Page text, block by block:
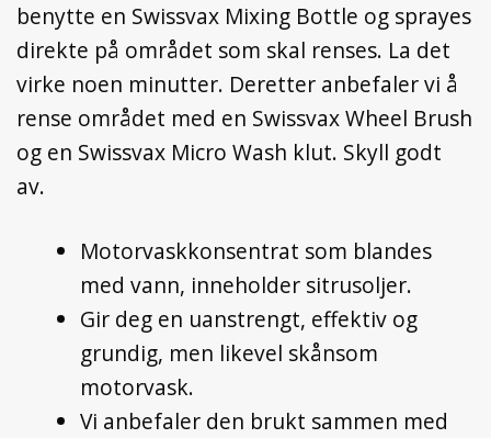
benytte en Swissvax Mixing Bottle og sprayes
direkte på området som skal renses. La det
virke noen minutter. Deretter anbefaler vi å
rense området med en Swissvax Wheel Brush
og en Swissvax Micro Wash klut. Skyll godt
av.
Motorvaskkonsentrat som blandes
med vann, inneholder sitrusoljer.
Gir deg en uanstrengt, effektiv og
grundig, men likevel skånsom
motorvask.
Vi anbefaler den brukt sammen med